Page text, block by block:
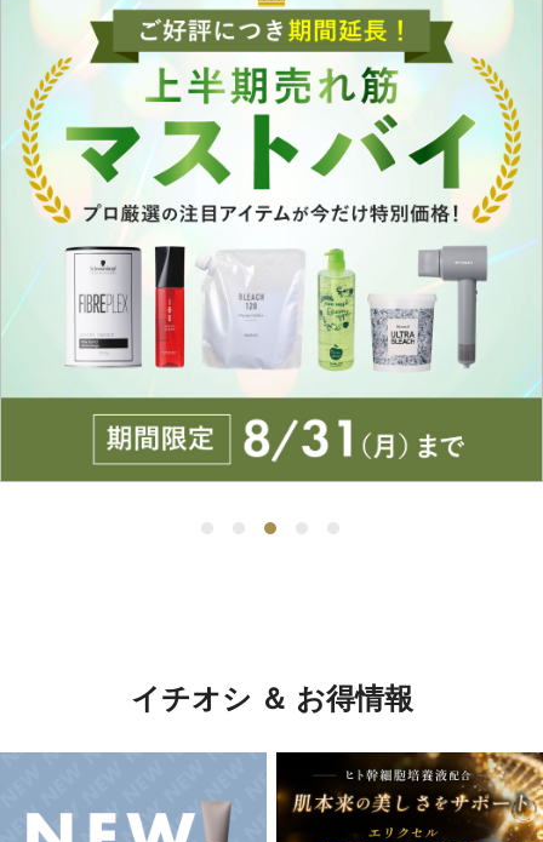
イチオシ ＆ お得情報